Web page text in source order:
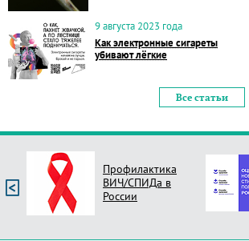
9 августа 2023 года
Как электронные сигареты
убивают лёгкие
Все статьи
Профилактика
ВИЧ/СПИДа в
России